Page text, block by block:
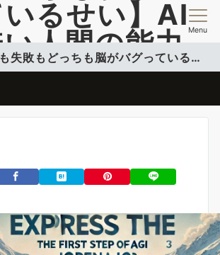
るせい】AI
人間の能力
を提供
Menu
【９９％の成功も失敗もどっちも脳がバグっているせい】